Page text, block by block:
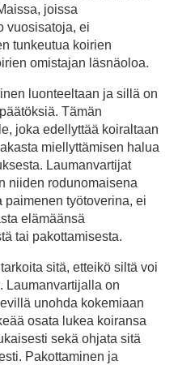
joissa
vuosisatoja, ei
tunkeutua koirien
omistajan läsnäoloa.
luonteeltaan ja sillä on
Tämän
joka edellyttää koiraltaan
miellyttämisen halua
Laumanvartijat
niiden rodunomaisena
työtoverina, ei
elämäänsä
tai pakottamisesta.
sitä, etteikö siltä voi
Laumanvartijalla on
unohda kokemiaan
osata lukea koiransa
sekä ohjata sitä
Pakottaminen ja